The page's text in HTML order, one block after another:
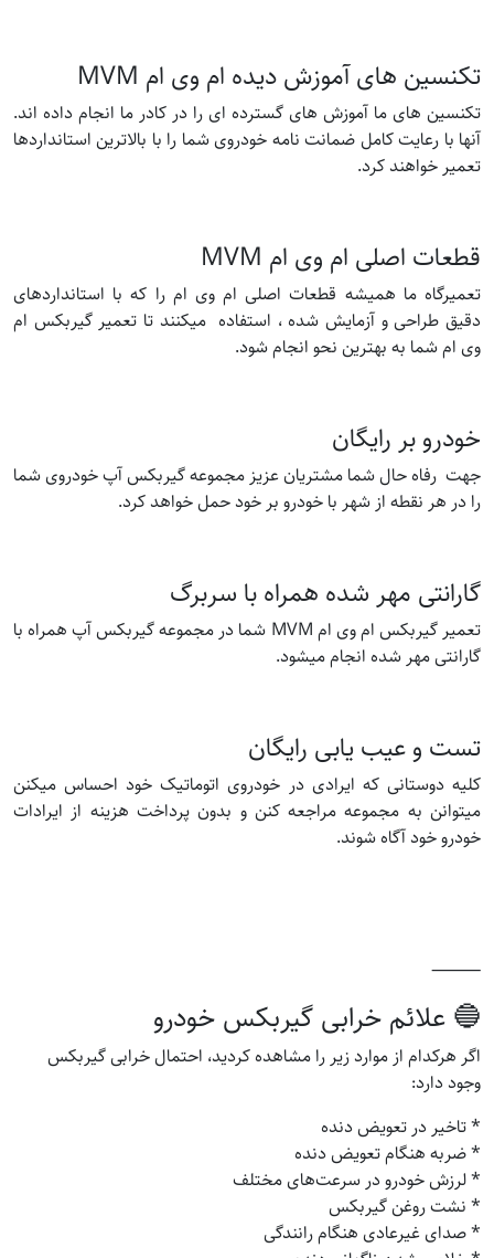
تکنسین های آموزش دیده ام وی ام MVM
تکنسین های ما آموزش های گسترده ای را در کادر ما انجام داده اند.
آنها با رعایت کامل ضمانت نامه خودروی شما را با بالاترین استانداردها
تعمیر خواهند کرد.
قطعات اصلی ام وی ام MVM
تعمیرگاه ما همیشه قطعات اصلی ام وی ام را که با استانداردهای
دقیق طراحی و آزمایش شده ، استفاده میکنند تا تعمیر گیربکس ام
وی ام شما به بهترین نحو انجام شود.
خودرو بر رایگان
جهت رفاه حال شما مشتریان عزیز مجموعه گیربکس آپ خودروی شما
را در هر نقطه از شهر با خودرو بر خود حمل خواهد کرد.
گارانتی مهر شده همراه با سربرگ
تعمیر گیربکس ام وی ام MVM شما در مجموعه گیربکس آپ همراه با
گارانتی مهر شده انجام میشود.
تست و عیب یابی رایگان
کلیه دوستانی که ایرادی در خودروی اتوماتیک خود احساس میکنن
میتوانن به مجموعه مراجعه کنن و بدون پرداخت هزینه از ایرادات
خودرو خود آگاه شوند.
⸻
🔵 علائم خرابی گیربکس خودرو
اگر هرکدام از موارد زیر را مشاهده کردید، احتمال خرابی گیربکس
وجود دارد:
* تاخیر در تعویض دنده
* ضربه هنگام تعویض دنده
* لرزش خودرو در سرعت‌های مختلف
* نشت روغن گیربکس
* صدای غیرعادی هنگام رانندگی